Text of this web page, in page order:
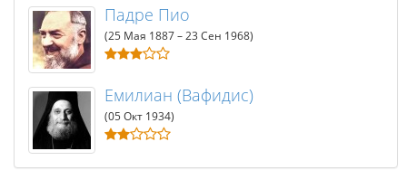
Падре Пио
(25 Мая 1887 – 23 Сен 1968)
Емилиан (Вафидис)
(05 Окт 1934)